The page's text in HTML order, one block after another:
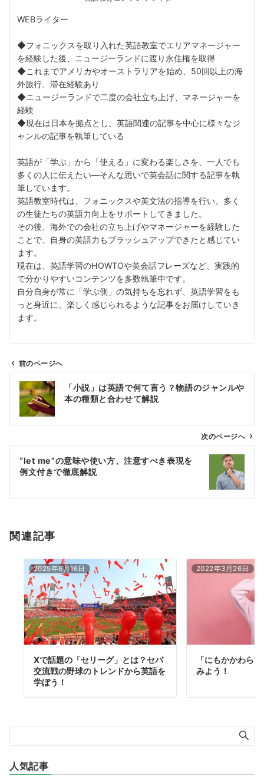
WEBライター
◆フォニックスを取り入れた英語教室でエリアマネージャー
を経験した後、ニュージーランドに渡り永住権を取得
◆これまでアメリカやオーストラリアを始め、50回以上の海
外旅行、滞在経験あり
◆ニュージーランドで二度の会社立ち上げ、マネージャーを
経験
◆現在は日本を拠点とし、英語関連の記事を中心に様々なジ
ャンルの記事を執筆している
英語が「学ぶ」から「使える」に変わる楽しさを、一人でも
多くの人に伝えたい––そんな思いで英会話に関する記事を執
筆しています。
英語教室時代は、フォニックスや英文法の指導を行い、多く
の生徒たちの英語力向上をサポートしてきました。
その後、海外での会社の立ち上げやマネージャーを経験した
ことで、自身の英語力もブラッシュアップできたと感じてい
ます。
現在は、英語学習のHOWTOや英会話フレーズなど、実践的
で分かりやすいコンテンツを多数執筆中です。
自分自身が常に「学ぶ側」の気持ちを忘れず、英語学習をも
っと身近に、楽しく感じられるような記事をお届けしていき
ます。
ン
前のページへ
「小説」は英語で何て言う？物語のジャンルや
本の種類と合わせて解説
次のページへ
“let me”の意味や使い方、注意すべき表現を
例文付きで徹底解説
関連記事
2025年6月16日
Xで話題の「セリーグ」とは？セパ
交流戦の野球のトレンドから英語を
学ぼう！
2022年3月26日
「にもかかわら
みよう！
人気記事